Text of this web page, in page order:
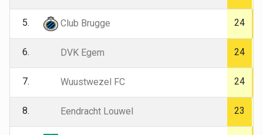
5. Club Brugge 24
6. DVK Egem 24
7. Wuustwezel FC 24
8. Eendracht Louwel 23